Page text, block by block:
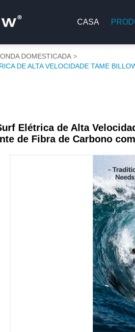
CASA
ONDA DOMESTICADA
DE ALTA VELOCIDADE TAME
Elétrica de Alta
de Fibra de Carbono